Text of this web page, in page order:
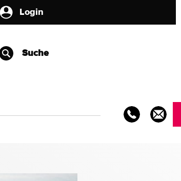
Login
Suche